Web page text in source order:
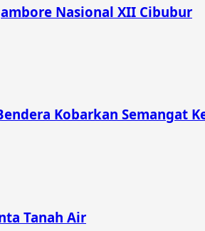
Nasional XII Cibubur
Kobarkan Semangat
Tanah Air